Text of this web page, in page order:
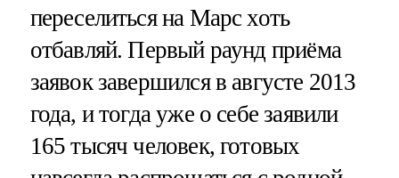
переселиться на Марс хоть
отбавляй. Первый раунд приёма
заявок завершился в августе 2013
года, и тогда уже о себе заявили
165 тысяч человек, готовых